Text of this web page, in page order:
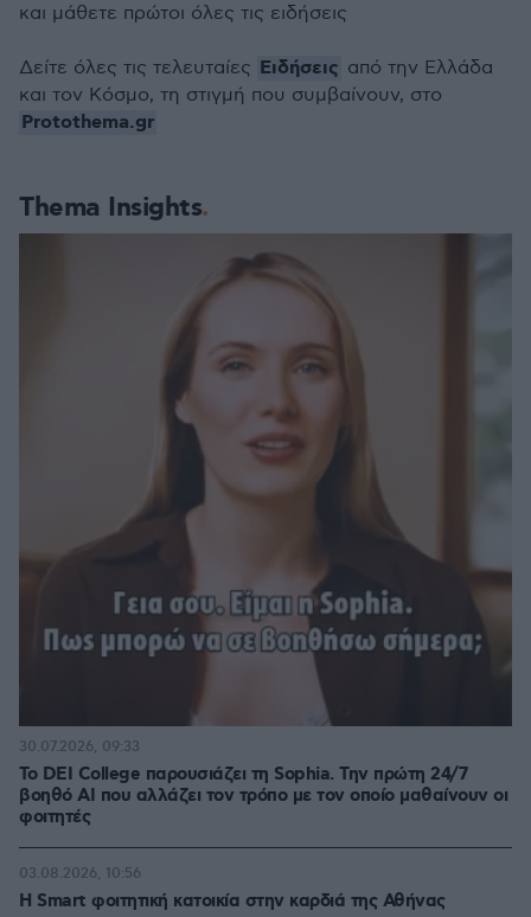
Thema Insights
Το DEI College παρουσιάζει τη Sophia. Την πρώτη 24/7
βοηθό AI που αλλάζει τον τρόπο με τον οποίο μαθαίνουν οι
φοιτητές
30.07.2026, 09:33
Η Smart φοιτητική κατοικία στην καρδιά της Αθήνας
03.08.2026, 10:56
και μάθετε πρώτοι όλες τις ειδήσεις
Δείτε όλες τις τελευταίες Ειδήσεις από την Ελλάδα
και τον Κόσμο, τη στιγμή που συμβαίνουν, στο
Protothema.gr